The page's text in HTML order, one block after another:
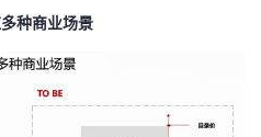
种商业场景